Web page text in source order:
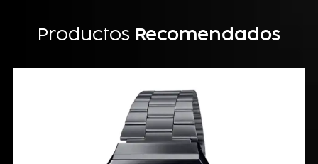
Productos Recomendados